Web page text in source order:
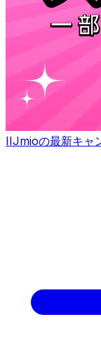
IIJmioの最新キャ